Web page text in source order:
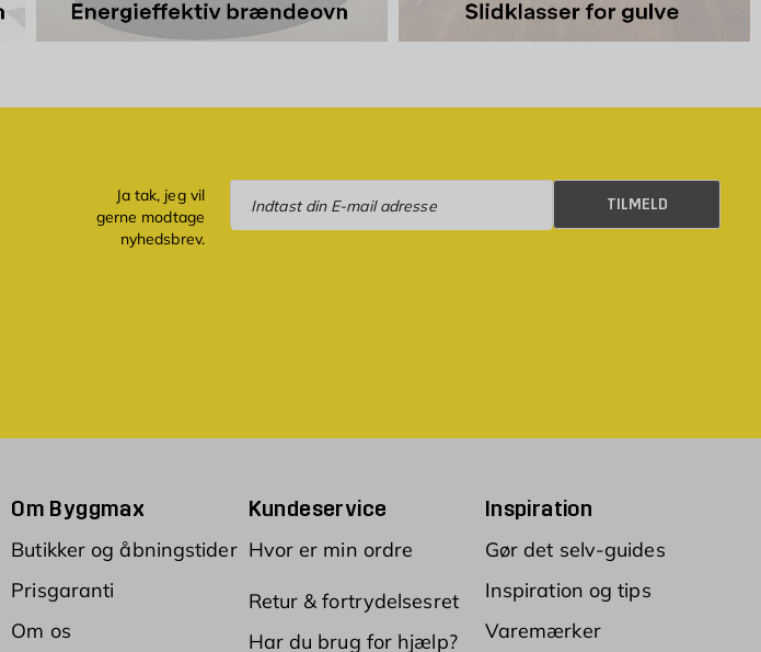
Ja tak, jeg vil
gerne modtage
nyhedsbrev.
TILMELD
Om Byggmax
Butikker og åbningstider
Prisgaranti
Om os
Kundeservice
Hvor er min ordre
Retur & fortrydelsesret
Har du brug for hjælp?
Inspiration
Gør det selv-guides
Inspiration og tips
Varemærker